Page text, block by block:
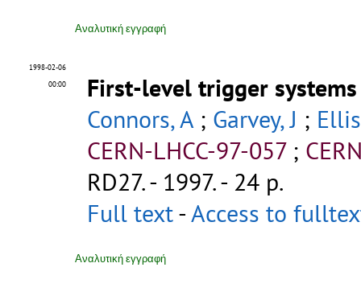
Αναλυτική εγγραφή
1998-02-06
00:00
First-level trigger
Connors, A; Garvey, J ;
CERN-LHCC-97-057;
RD27.- 1997. - 24 p.
Full text-Access to
Αναλυτική εγγραφή